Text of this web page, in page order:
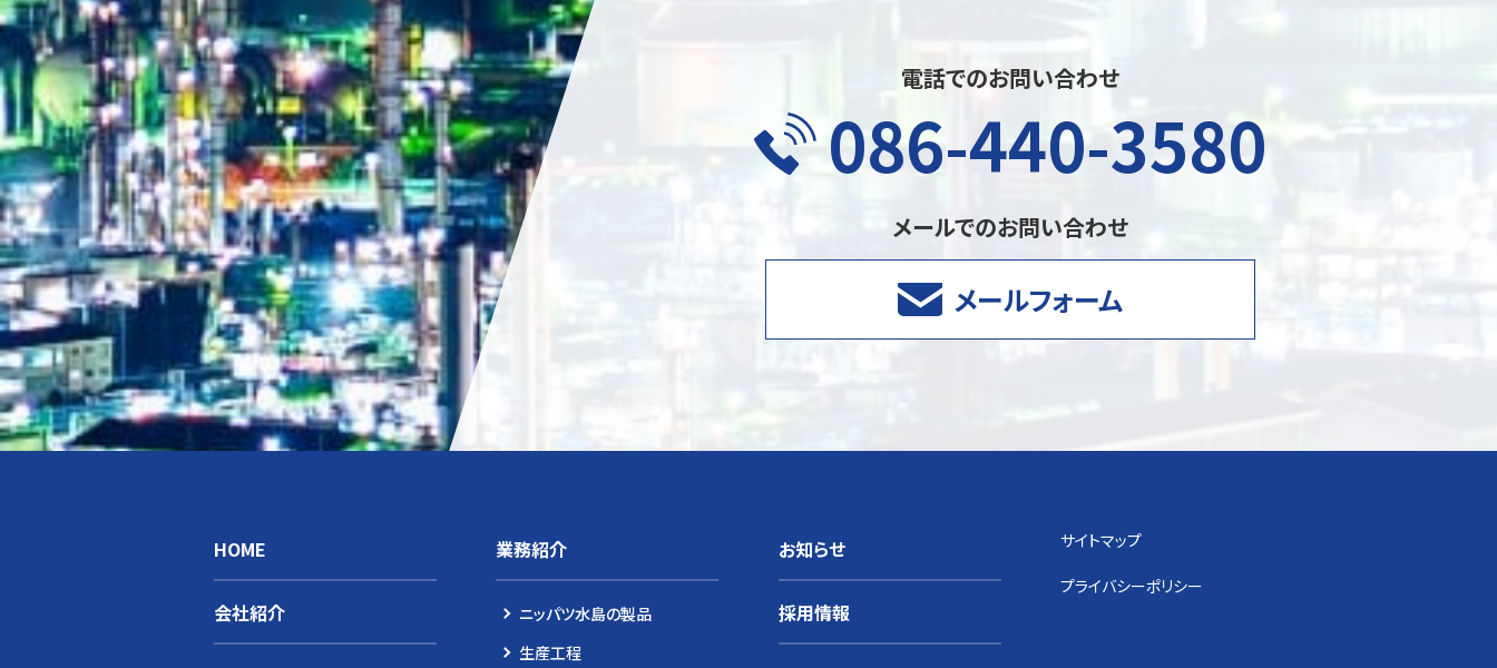
電話でのお問い合わせ
086-440-3580
メールでのお問い合わせ
メールフォーム
HOME
会社紹介
業務紹介
ニッパツ水島の製品
生産工程
お知らせ
採用情報
サイトマップ
プライバシーポリシー